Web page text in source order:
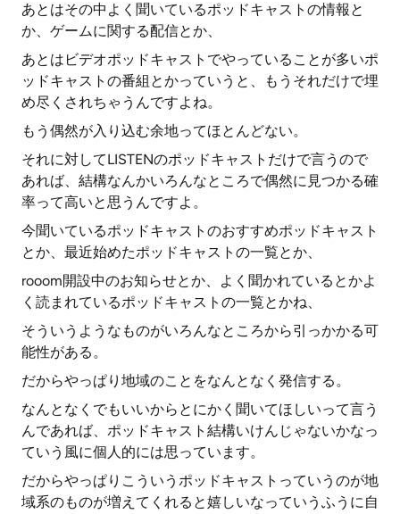
あとはその中よく聞いているポッドキャストの情報と
か、ゲームに関する配信とか、
あとはビデオポッドキャストでやっていることが多いポ
ッドキャストの番組とかっていうと、もうそれだけで埋
め尽くされちゃうんですよね。
もう偶然が入り込む余地ってほとんどない。
それに対してLISTENのポッドキャストだけで言うので
あれば、結構なんかいろんなところで偶然に見つかる確
率って高いと思うんですよ。
今聞いているポッドキャストのおすすめポッドキャスト
とか、最近始めたポッドキャストの一覧とか、
rooom開設中のお知らせとか、よく聞かれているとかよ
く読まれているポッドキャストの一覧とかね、
そういうようなものがいろんなところから引っかかる可
能性がある。
だからやっぱり地域のことをなんとなく発信する。
なんとなくでもいいからとにかく聞いてほしいって言う
んであれば、ポッドキャスト結構いけんじゃないかなっ
ていう風に個人的には思っています。
だからやっぱりこういうポッドキャストっていうのが地
域系のものが増えてくれると嬉しいなっていうふうに自